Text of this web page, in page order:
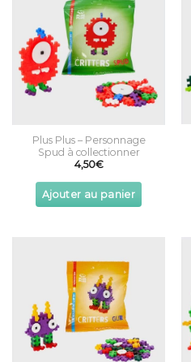
Plus Plus – Personnage
Spud à collectionner
4,50€
Ajouter au panier